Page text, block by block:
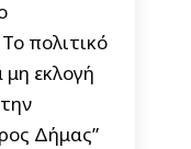
πολιτικό
εκλογή
Δήμας”